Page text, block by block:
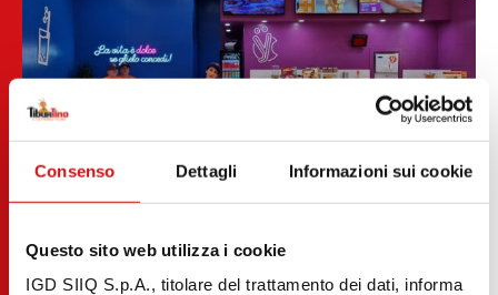
Consenso Dettagli Informazioni sui cookie
Questo sito web utilizza i cookie
IGD SIIQ S.p.A., titolare del trattamento dei dati, informa